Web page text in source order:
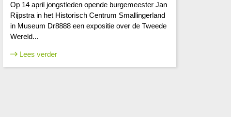
Op 14 april jongstleden opende burgemeester Jan
Rijpstra in het Historisch Centrum Smallingerland
in Museum Dr8888 een expositie over de Tweede
Wereld...
Lees verder